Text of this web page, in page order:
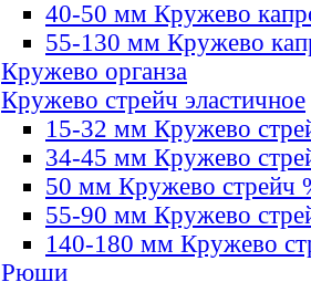
40-50 мм Кружево
55-130 мм Кружево
Кружево органза
Кружево стрейч эластичное
15-32 мм Кружево
34-45 мм Кружево
50 мм Кружево стрейч
55-90 мм Кружево
140-180 мм Кружево
Рюши